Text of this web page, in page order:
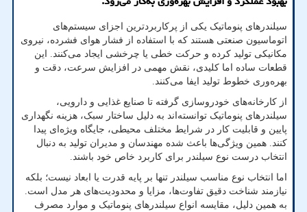
سیلندرهای پنوماتیک یکی از پرکاربردترین اجزای سیستم‌های
اتوماسیون صنعتی هستند که با استفاده از فشار هوای فشرده، نیروی
مکانیکی تولید کرده و حرکت خطی یا چرخشی ایجاد می‌کنند. این
قطعات ساده اما کلیدی، نقش مهمی در افزایش سرعت، دقت و
بهره‌وری خطوط تولید ایفا می‌کنند
از کارخانه‌های خودروسازی گرفته تا صنایع غذایی و دارویی،
سیلندرهای پنوماتیک توانسته‌اند به دلیل ساختار سبک، هزینه نگهداری
پایین و قابلیت کار در شرایط مختلف محیطی، جایگاه ویژه‌ای پیدا
کنند. همین ویژگی‌ها باعث شده مهندسان و مدیران تولید به دنبال
انتخاب درست نوع سیلندر برای کاربرد خاص خود باشند
اما انتخاب نوع مناسب سیلندر تنها بر پایه قدرت یا ابعاد نیست؛ بلکه
نیازمند شناخت دقیق تفاوت‌ها، مزایا و محدودیت‌های هر مدل است.
به همین دلیل، مقایسه انواع سیلندرهای پنوماتیک و موارد مصرف